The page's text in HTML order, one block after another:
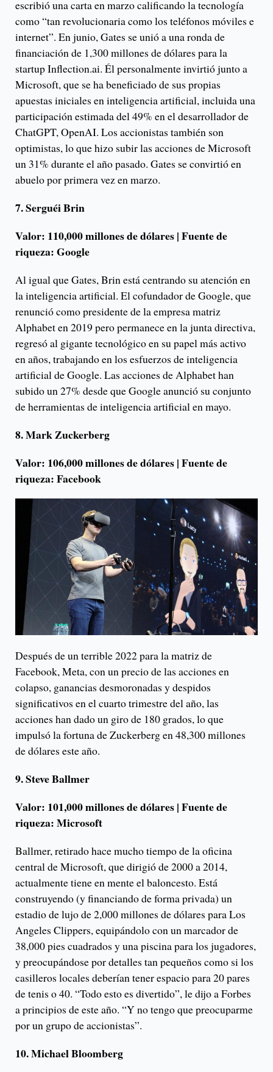
escribió una carta en marzo calificando la tecnología
como “tan revolucionaria como los teléfonos móviles e
internet”. En junio, Gates se unió a una ronda de
financiación de 1,300 millones de dólares para la
startup Inflection.ai. Él personalmente invirtió junto a
Microsoft, que se ha beneficiado de sus propias
apuestas iniciales en inteligencia artificial, incluida una
participación estimada del 49% en el desarrollador de
ChatGPT, OpenAI. Los accionistas también son
optimistas, lo que hizo subir las acciones de Microsoft
un 31% durante el año pasado. Gates se convirtió en
abuelo por primera vez en marzo.
7. Serguéi Brin
Valor: 110,000 millones de dólares | Fuente de
riqueza: Google
Al igual que Gates, Brin está centrando su atención en
la inteligencia artificial. El cofundador de Google, que
renunció como presidente de la empresa matriz
Alphabet en 2019 pero permanece en la junta directiva,
regresó al gigante tecnológico en su papel más activo
en años, trabajando en los esfuerzos de inteligencia
artificial de Google. Las acciones de Alphabet han
subido un 27% desde que Google anunció su conjunto
de herramientas de inteligencia artificial en mayo.
8. Mark Zuckerberg
Valor: 106,000 millones de dólares | Fuente de
riqueza: Facebook
Después de un terrible 2022 para la matriz de
Facebook, Meta, con un precio de las acciones en
colapso, ganancias desmoronadas y despidos
significativos en el cuarto trimestre del año, las
acciones han dado un giro de 180 grados, lo que
impulsó la fortuna de Zuckerberg en 48,300 millones
de dólares este año.
9. Steve Ballmer
Valor: 101,000 millones de dólares | Fuente de
riqueza: Microsoft
Ballmer, retirado hace mucho tiempo de la oficina
central de Microsoft, que dirigió de 2000 a 2014,
actualmente tiene en mente el baloncesto. Está
construyendo (y financiando de forma privada) un
estadio de lujo de 2,000 millones de dólares para Los
Angeles Clippers, equipándolo con un marcador de
38,000 pies cuadrados y una piscina para los jugadores,
y preocupándose por detalles tan pequeños como si los
casilleros locales deberían tener espacio para 20 pares
de tenis o 40. “Todo esto es divertido”, le dijo a Forbes
a principios de este año. “Y no tengo que preocuparme
por un grupo de accionistas”.
10. Michael Bloomberg